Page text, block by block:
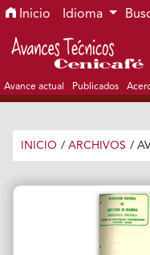
Ir al menú de
Ir al contenido principal
Ir al pie de página del
Inicio Idioma
Avance actual Publicados
INICIO / ARCHIVOS /